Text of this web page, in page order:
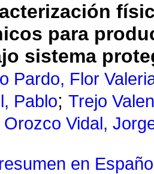
para
sistema
Pardo, Flor
Pablo; Trejo
Orozco Vidal,
resumen en